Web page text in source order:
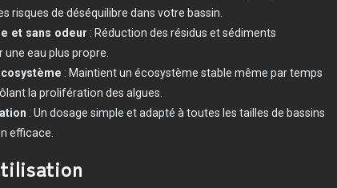
risques de déséquilibre dans votre bassin.
et sans odeur : Réduction des résidus et sédiments
eau plus propre.
: Maintient un écosystème stable même par temps
la prolifération des algues.
: Un dosage simple et adapté à toutes les tailles de bassins
efficace.